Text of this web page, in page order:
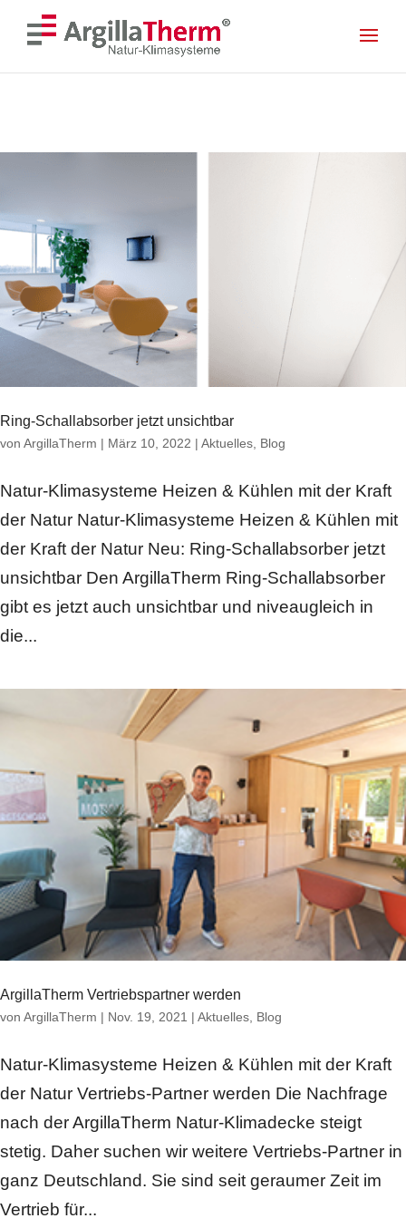
Skip To Content
<! --- Mobile Menu --- > <! --- Ende Mobile Menu --- >
Ring-Schallabsorber jetzt unsichtbar
von ArgillaTherm | März 10, 2022 | Aktuelles, Blog
Natur-Klimasysteme Heizen & Kühlen mit der Kraft
der Natur Natur-Klimasysteme Heizen & Kühlen mit
der Kraft der Natur Neu: Ring-Schallabsorber jetzt
unsichtbar Den ArgillaTherm Ring-Schallabsorber
gibt es jetzt auch unsichtbar und niveaugleich in
die...
ArgillaTherm Vertriebspartner werden
von ArgillaTherm | Nov. 19, 2021 | Aktuelles Blog
Natur-Klimasysteme Heizen & Kühlen mit der Kraft
der Natur Vertriebs-Partner werden Die Nachfrage
nach der ArgillaTherm Natur-Klimadecke steigt
stetig. Daher suchen wir weitere Vertriebs-Partner in
ganz Deutschland. Sie sind seit geraumer Zeit im
Vertrieb für...